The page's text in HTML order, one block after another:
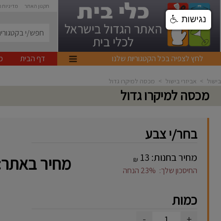
תקנון האתר
לחץ לצפיה בכל הקטגוריות שלנו דף הבית
בישול > אביזרי בישול > מכסה למיקרו גדול
מכסה למיקרו גדול
בחר/י צבע
מחיר בחנות: ₪
החיסכון שלך: 23% הנחה מחיר
כמות
נגישות